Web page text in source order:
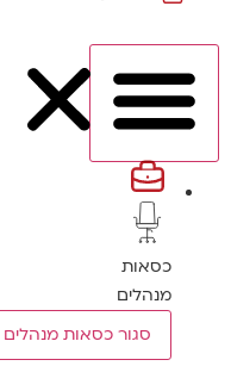
כסאות
מנהלים
סגור כסאות מנהלים